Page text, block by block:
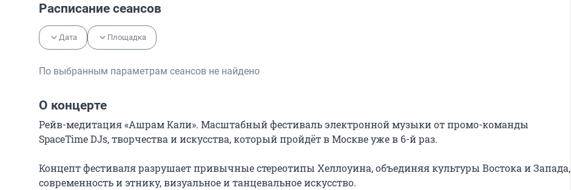
Расписание сеансов
Дата Площадка
По выбранным параметрам сеансов не найдено
О концерте
Рейв-медитация «Ашрам Кали». Масштабный фестиваль электронной музыки от промо-команды
SpaceTime DJs, творчества и искусства, который пройдёт в Москве уже в 6-й раз.
Концепт фестиваля разрушает привычные стереотипы Хеллоуина, объединяя культуры Востока и Запада,
современность и этнику, визуальное и танцевальное искусство.